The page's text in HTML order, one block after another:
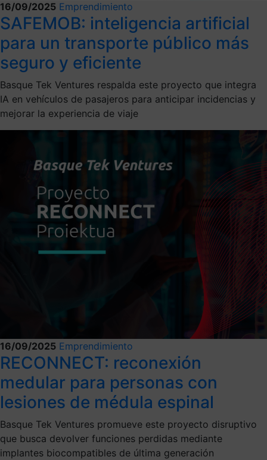
16/09/2025 Emprendimiento
SAFEMOB: inteligencia artificial
para un transporte público más
seguro y eficiente
Basque Tek Ventures respalda este proyecto que integra
IA en vehículos de pasajeros para anticipar incidencias y
mejorar la experiencia de viaje
16/09/2025 Emprendimiento
RECONNECT: reconexión
medular para personas con
lesiones de médula espinal
Basque Tek Ventures promueve este proyecto disruptivo
que busca devolver funciones perdidas mediante
implantes biocompatibles de última generación